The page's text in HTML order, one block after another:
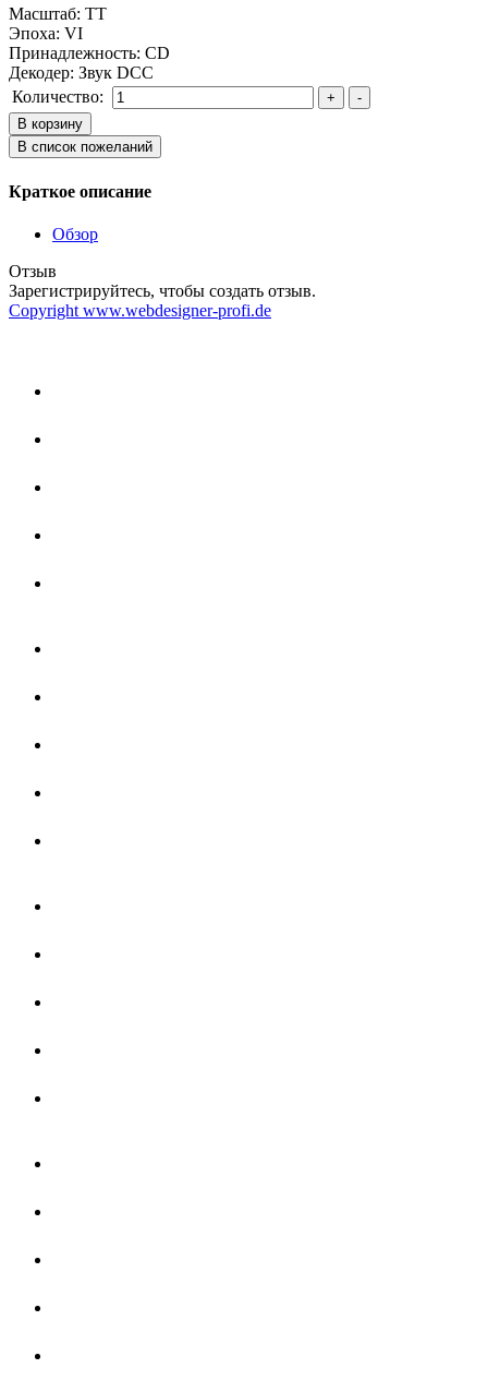
Масштаб: TT
Эпоха: VI
Принадлежность: CD
Декодер: Звук DCC
Количество:
Краткое описание
Обзор
Отзыв
Зарегистрируйтесь, чтобы создать отзыв.
Copyright www.webdesigner-profi.de